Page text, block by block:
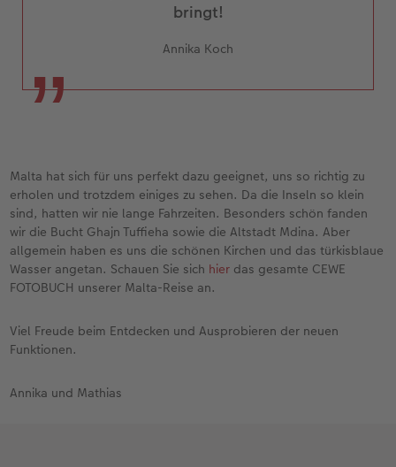
bringt!
Annika Koch
Malta hat sich für uns perfekt dazu geeignet, uns so richtig zu
erholen und trotzdem einiges zu sehen. Da die Inseln so klein
sind, hatten wir nie lange Fahrzeiten. Besonders schön fanden
wir die Bucht Ghajn Tuffieha sowie die Altstadt Mdina. Aber
allgemein haben es uns die schönen Kirchen und das türkisblaue
Wasser angetan. Schauen Sie sich hier das gesamte CEWE
FOTOBUCH unserer Malta-Reise an.
Viel Freude beim Entdecken und Ausprobieren der neuen
Funktionen.
Annika und Mathias